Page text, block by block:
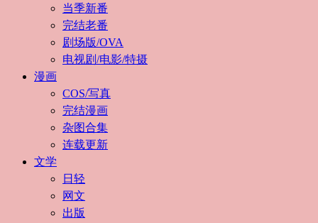
当季新番
完结老番
剧场版/OVA
电视剧/电影/特摄
漫画
COS/写真
完结漫画
杂图合集
连载更新
文学
日轻
网文
出版